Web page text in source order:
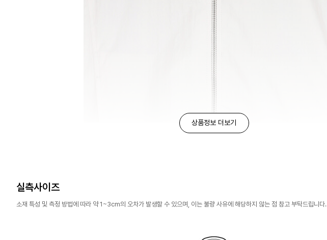
상품정보 더보기
실측사이즈
소재 특성 및 측정 방법에 따라 약 1~3cm의 오차가 발생할 수 있으며, 이는 불량 사유에 해당하지 않는 점 참고 부탁드립니다.